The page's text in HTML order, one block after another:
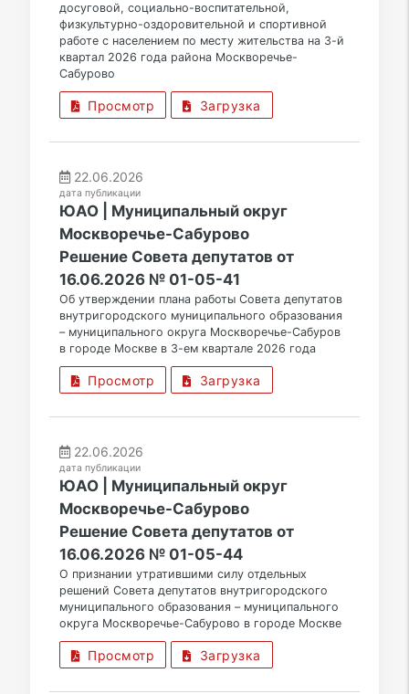
досуговой, социально-воспитательной,
физкультурно-оздоровительной и спортивной
работе с населением по месту жительства на 3-й
квартал 2026 года района Москворечье-
Сабурово
Просмотр Загрузка
22.06.2026
дата публикации
ЮАО | Муниципальный округ
Москворечье-Сабурово
Решение Совета депутатов от
16.06.2026 № 01-05-41
Об утверждении плана работы Совета депутатов
внутригородского муниципального образования
– муниципального округа Москворечье-Сабуров
в городе Москве в 3-ем квартале 2026 года
Просмотр Загрузка
22.06.2026
дата публикации
ЮАО | Муниципальный округ
Москворечье-Сабурово
Решение Совета депутатов от
16.06.2026 № 01-05-44
О признании утратившими силу отдельных
решений Совета депутатов внутригородского
муниципального образования – муниципального
округа Москворечье-Сабурово в городе Москве
Просмотр Загрузка